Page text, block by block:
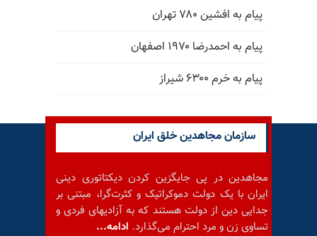
پیام به افشین ۷۸۰ تهران
پیام به احمدرضا ۱۹۷۰ اصفهان
پیام به خرم ۶۳۰۰ شیراز
سازمان مجاهدین خلق ایران
مجاهدین در پی جایگزین کردن دیکتاتوری دینی
ایران با یک دولت دموکراتیک و کثرت‌گرا، مبتنی بر
جدایی دین از دولت هستند که به آزادیهای فردی و
تساوی زن و مرد احترام می‌گذارد. ادامه...